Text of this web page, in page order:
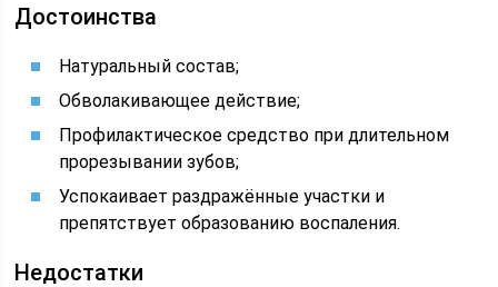
Достоинства
Натуральный состав;
Обволакивающее действие;
Профилактическое средство при длительном
прорезывании зубов;
Успокаивает раздражённые участки и
препятствует образованию воспаления.
Недостатки